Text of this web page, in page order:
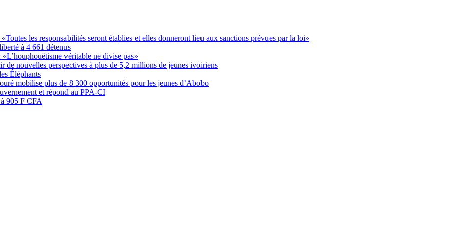
les responsabilités seront établies et elles donneront lieu aux sanctions prévues par la loi»
à 4 661 détenus
véritable ne divise pas»
nouvelles perspectives à plus de 5,2 millions de jeunes ivoiriens
Éléphants
mobilise plus de 8 300 opportunités pour les jeunes d’Abobo
et répond au PPA-CI
905 F CFA